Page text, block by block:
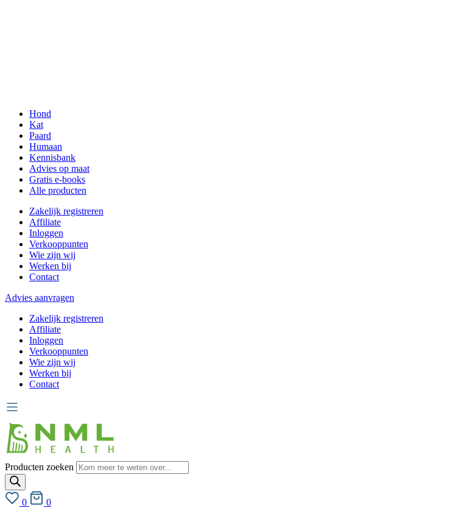
Hond
Kat
Paard
Humaan
Kennisbank
Advies op maat
Gratis e-books
Alle producten
Zakelijk registreren
Affiliate
Inloggen
Verkooppunten
Wie zijn wij
Werken bij
Contact
Advies aanvragen
Zakelijk registreren
Affiliate
Inloggen
Verkooppunten
Wie zijn wij
Werken bij
Contact
Producten zoeken
0 0